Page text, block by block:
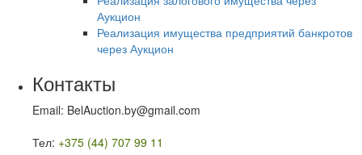
Аукцион
Реализация имущества предприятий банкротов
через Аукцион
Контакты
Email: BelAuction.by@gmail.com
Тел: +375 (44) 707 99 11